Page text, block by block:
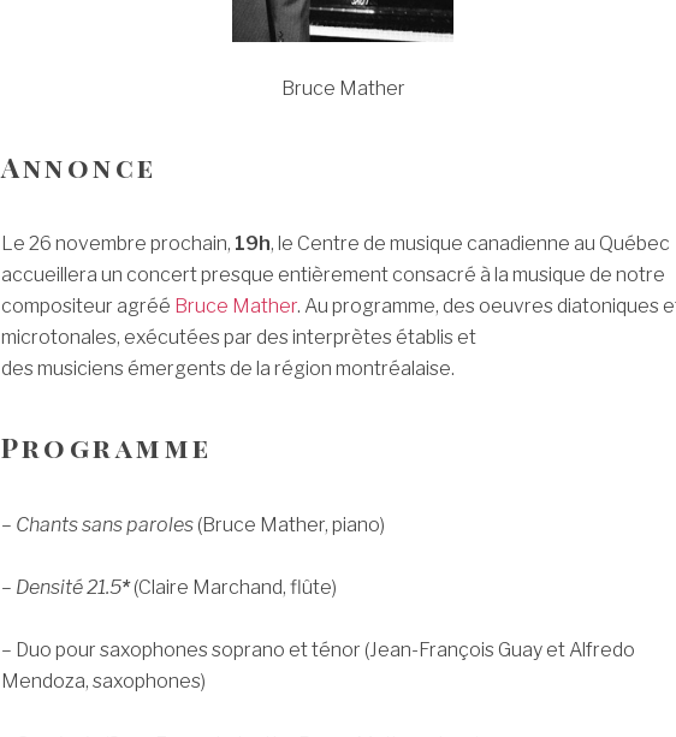
Bruce Mather
Annonce
Le 26 novembre prochain, 19h, le Centre de musique canadienne au Québec
accueillera un concert presque entièrement consacré à la musique de notre
compositeur agréé Bruce Mather. Au programme, des oeuvres diatoniques
microtonales, exécutées par des interprètes établis et
des musiciens émergents de la région montréalaise.
Programme
– Chants sans paroles(Bruce Mather, piano)
– Densité 21.5*(Claire Marchand, flûte)
– Duo pour saxophones soprano et ténor (Jean-François Guay et Alfredo
Mendoza, saxophones)